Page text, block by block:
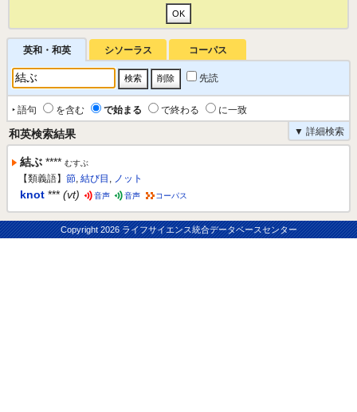
英和・和英 シソーラス コーパス
先読
‣ 語句 を含む で始まる で終わる
に一致
▼ 詳細検索
和英検索結果
結ぶ **** むすぶ
【類義語】 節, 結び目 , ノット
knot *** (vt) 音声 音声 コーパス
Copyright2026 ライフサイエンス統合データベースセンター